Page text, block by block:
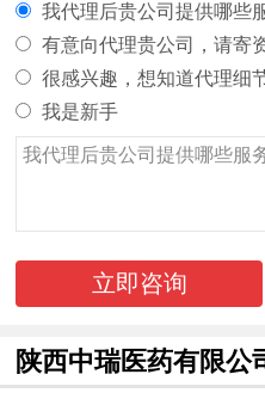
我代理后贵公司提供哪些
有意向代理贵公司，请寄
很感兴趣，想知道代理细
我是新手
立即咨询
陕西中瑞医药有限公